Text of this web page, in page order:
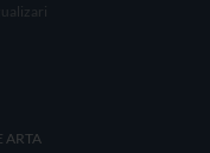
ARTA